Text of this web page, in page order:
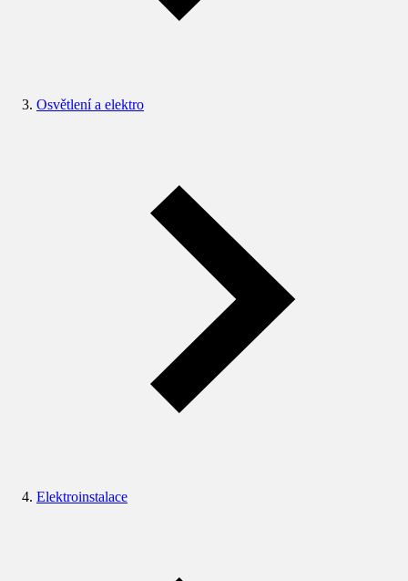
Osvětlení a elektro
Elektroinstalace